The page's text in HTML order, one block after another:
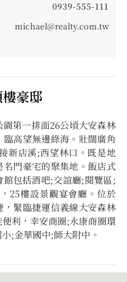
0939-555-111
michael@realty.com.tw
豪邸
第一排面26公頃大安森林
高望無邊綠海。壯闊廣角
新店溪;西望林口。既是地
門豪宅的聚集地。飯店式
包括酒吧;交誼廳;閱覽區;
25樓設景觀宴會廳。位於
緊臨捷運信義線大安森林
利，幸安商圈;永康商圈環
;金華國中;師大附中。